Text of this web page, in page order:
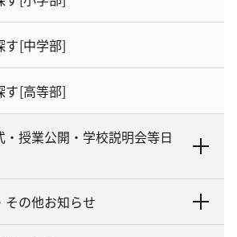
す[中学部]
す[高等部]
・授業公開・学校説明会等日
その他お知らせ